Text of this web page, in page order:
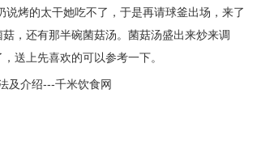
的太干她吃不了，于是再请球釜出场，来了
，还有那半碗菌菇汤。菌菇汤盛出来炒来调
送上先喜欢的可以参考一下。